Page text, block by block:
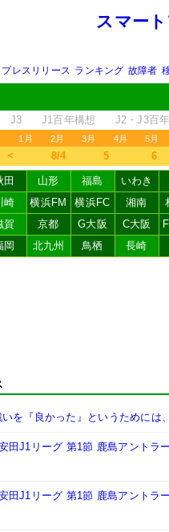
スマー
プレスリリース ランキング 故障者
J3 J1百年構想 J2・J3百
1月 2月 3月 4月 5月
＜ 8/4 5 6
田 山形 福島
いわき
崎 横浜FM 横浜FC 湘南
賀 京都 G大阪 C大阪
岡 北九州 鳥栖 長崎
を『良かった』というためには
田J1リーグ 第1節 鹿島アントラ
田J1リーグ 第1節 鹿島アントラ